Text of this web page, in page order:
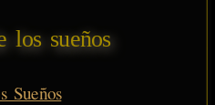
los sueños
Sueños